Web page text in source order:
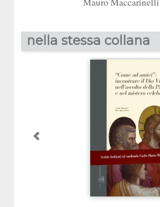
nella stessa collana